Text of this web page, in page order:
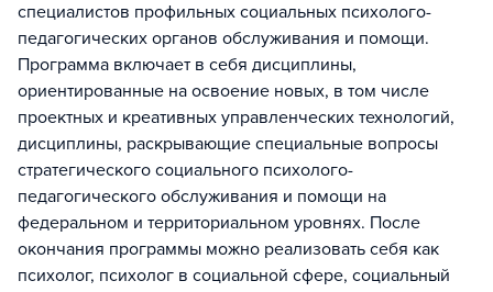
специалистов профильных социальных психолого-
педагогических органов обслуживания и помощи.
Программа включает в себя дисциплины,
ориентированные на освоение новых, в том числе
проектных и креативных управленческих технологий,
дисциплины, раскрывающие специальные вопросы
стратегического социального психолого-
педагогического обслуживания и помощи на
федеральном и территориальном уровнях. После
окончания программы можно реализовать себя как
психолог, психолог в социальной сфере, социальный